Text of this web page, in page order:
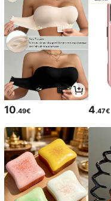
10.49€ 4.47€